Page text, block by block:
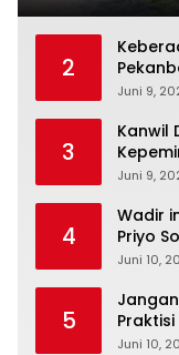
2
Warga
Juni 9,
3
Kanwil
Juni 9,
4
Wadir
Priyo
Juni 10,
5
Juni 10,